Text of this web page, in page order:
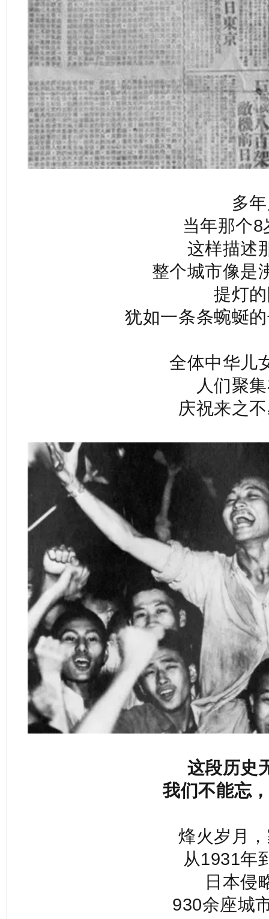
多
当年那个8
这样描述
整个城市像是
提灯
犹如一条条蜿蜒
全体中华儿
人们聚
庆祝来之
这段历史
我们不能忘
烽火岁月
从1931年
日本侵
930余座城